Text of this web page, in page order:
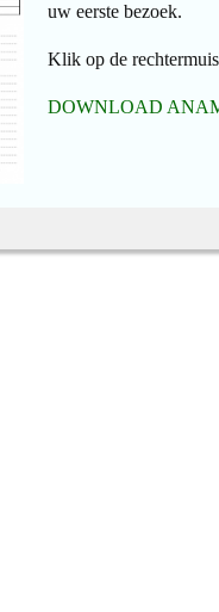
uw eerste bezoek.
Klik op de
DOWNLOAD